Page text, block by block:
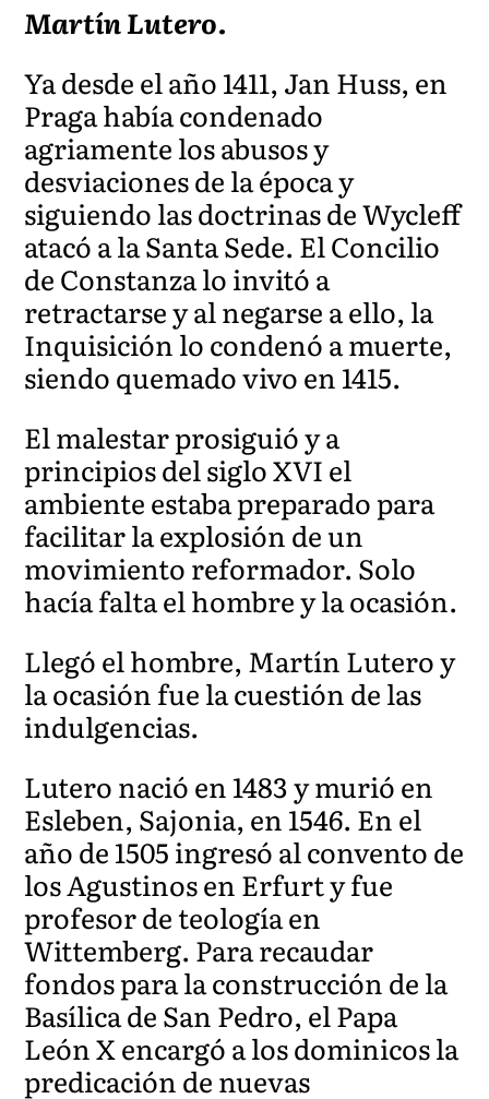
Martín Lutero.
Ya desde el año 1411, Jan Huss, en
Praga había condenado
agriamente los abusos y
desviaciones de la época y
siguiendo las doctrinas de Wycleff
atacó a la Santa Sede. El Concilio
de Constanza lo invitó a
retractarse y al negarse a ello, la
Inquisición lo condenó a muerte,
siendo quemado vivo en 1415.
El malestar prosiguió y a
principios del siglo XVI el
ambiente estaba preparado para
facilitar la explosión de un
movimiento reformador. Solo
hacía falta el hombre y la ocasión.
Llegó el hombre, Martín Lutero y
la ocasión fue la cuestión de las
indulgencias.
Lutero nació en 1483 y murió en
Esleben, Sajonia, en 1546. En el
año de 1505 ingresó al convento de
los Agustinos en Erfurt y fue
profesor de teología en
Wittemberg. Para recaudar
fondos para la construcción de la
Basílica de San Pedro, el Papa
León X encargó a los dominicos la
predicación de nuevas